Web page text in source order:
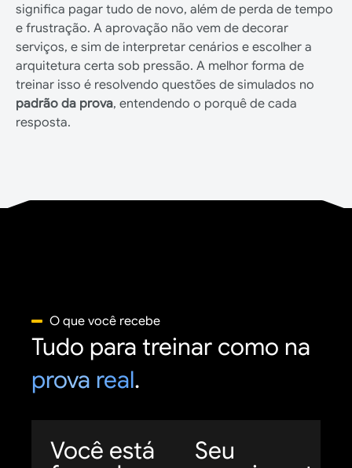
significa pagar tudo de novo, além de perda de tempo
e frustração. A aprovação não vem de decorar
serviços, e sim de interpretar cenários e escolher a
arquitetura certa sob pressão. A melhor forma de
treinar isso é resolvendo questões de simulados no
padrão da prova, entendendo o porquê de cada
resposta.
O que você recebe
Tudo para treinar como na
prova real.
Você está Seu